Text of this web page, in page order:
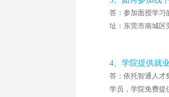
答：参加面授学习
址：东莞市南城区
4、学院提供就
答：依托智通人才
学员，学院免费提